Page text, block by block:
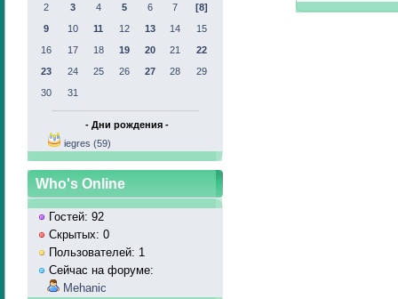
2
3 4 5 6 7
[8]
9
10 11 12 13 14
15
16
17 18 19 20 21
22
23
24 25 26 27 28
29
30
31
- Дни рождения -
iegres (59)
Who's Online
Гостей: 92
Скрытых: 0
Пользователей: 1
Сейчас на форуме:
Mehanic